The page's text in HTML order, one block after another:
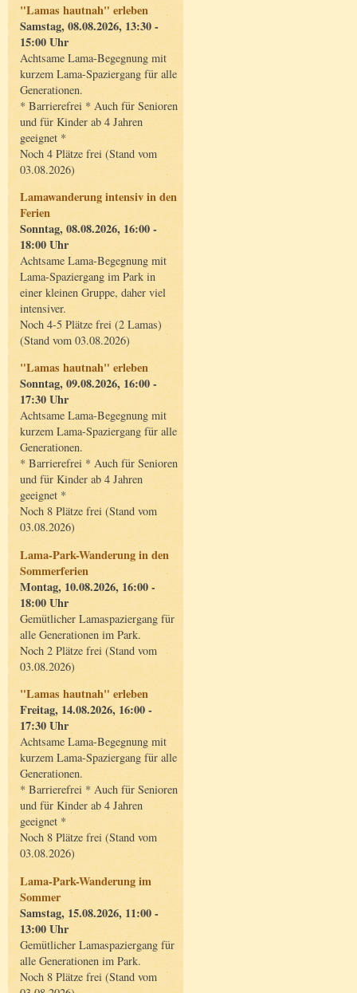
"Lamas hautnah" erleben
Samstag, 08.08.2026, 13:30 -
15:00 Uhr
Achtsame Lama-Begegnung mit
kurzem Lama-Spaziergang für alle
Generationen.
* Barrierefrei * Auch für Senioren
und für Kinder ab 4 Jahren
geeignet *
Noch 4 Plätze frei (Stand vom
03.08.2026)
Lamawanderung intensiv in den
Ferien
Sonntag, 08.08.2026, 16:00 -
18:00 Uhr
Achtsame Lama-Begegnung mit
Lama-Spaziergang im Park in
einer kleinen Gruppe, daher viel
intensiver.
Noch 4-5 Plätze frei (2 Lamas)
(Stand vom 03.08.2026)
"Lamas hautnah" erleben
Sonntag, 09.08.2026, 16:00 -
17:30 Uhr
Achtsame Lama-Begegnung mit
kurzem Lama-Spaziergang für alle
Generationen.
* Barrierefrei * Auch für Senioren
und für Kinder ab 4 Jahren
geeignet *
Noch 8 Plätze frei (Stand vom
03.08.2026)
Lama-Park-Wanderung in den
Sommerferien
Montag, 10.08.2026, 16:00 -
18:00 Uhr
Gemütlicher Lamaspaziergang für
alle Generationen im Park.
Noch 2 Plätze frei (Stand vom
03.08.2026)
"Lamas hautnah" erleben
Freitag, 14.08.2026, 16:00 -
17:30 Uhr
Achtsame Lama-Begegnung mit
kurzem Lama-Spaziergang für alle
Generationen.
* Barrierefrei * Auch für Senioren
und für Kinder ab 4 Jahren
geeignet *
Noch 8 Plätze frei (Stand vom
03.08.2026)
Lama-Park-Wanderung im
Sommer
Samstag, 15.08.2026, 11:00 -
13:00 Uhr
Gemütlicher Lamaspaziergang für
alle Generationen im Park.
Noch 8 Plätze frei (Stand vom